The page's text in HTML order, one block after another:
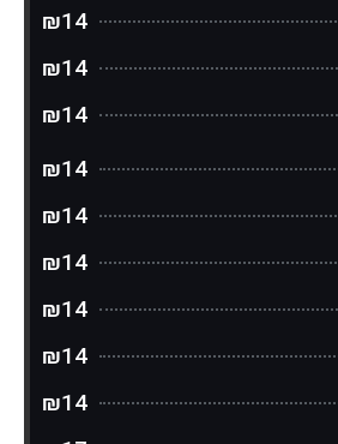
₪14
₪14
₪14
₪14
₪14
₪14
₪14
₪14
₪14